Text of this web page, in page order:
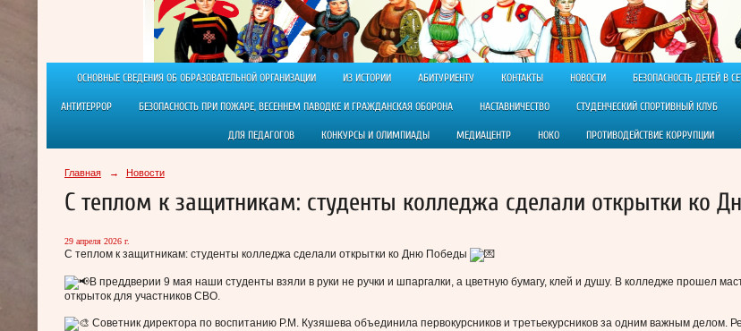
ОСНОВНЫЕ СВЕДЕНИЯ ОБ ОБРАЗОВАТЕЛЬНОЙ ОРГАНИЗАЦИИ ИЗ ИСТОРИИ АБИТУРИЕНТУ КОНТАКТЫ НОВОСТИ БЕЗОПАСНОСТЬ ДЕТЕЙ В
АНТИТЕРРОР БЕЗОПАСНОСТЬ ПРИ ПОЖАРЕ, ВЕСЕННЕМ ПАВОДКЕ И ГРАЖДАНСКАЯ ОБОРОНА НАСТАВНИЧЕСТВО СТУДЕНЧЕСКИЙ СПОРТИВНЫЙ КЛУБ
ДЛЯ ПЕДАГОГОВ КОНКУРСЫ И ОЛИМПИАДЫ МЕДИАЦЕНТР НОКО ПРОТИВОДЕЙСТВИЕ КОРРУПЦИИ
Главная → Новости
С теплом к защитникам: студенты колледжа сделали открытки ко
29 апреля 2026 г.
С теплом к защитникам: студенты колледжа сделали открытки ко Дню Победы
В преддверии 9 мая наши студенты взяли в руки не ручки и шпаргалки, а цветную бумагу, клей и душу. В колледже прошел
открыток для участников СВО.
Советник директора по воспитанию Р.М. Кузяшева объединила первокурсников и третьекурсников за одним важным делом.